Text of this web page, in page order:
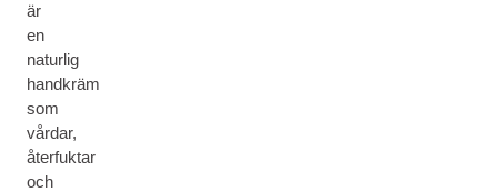
är
en
naturlig
handkräm
som
vårdar,
återfuktar
och